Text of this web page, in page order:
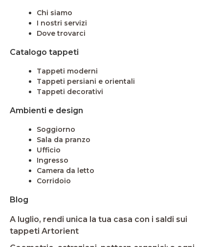
Chi siamo
I nostri servizi
Dove trovarci
Catalogo tappeti
Tappeti moderni
Tappeti persiani e orientali
Tappeti decorativi
Ambienti e design
Soggiorno
Sala da pranzo
Ufficio
Ingresso
Camera da letto
Corridoio
Blog
A luglio, rendi unica la tua casa con i saldi sui
tappeti Artorient